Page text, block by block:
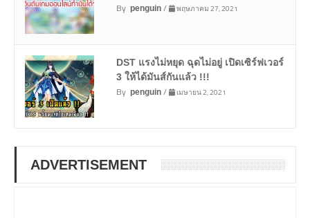
By penguin/ พฤษภาคม 27, 2021
DST แรงไม่หยุด ฉุดไม่อยู่ เปิดเซิร์ฟเวอร์
3 ให้ได้มันส์กันแล้ว !!!
By penguin/ เมษายน 2, 2021
ADVERTISEMENT